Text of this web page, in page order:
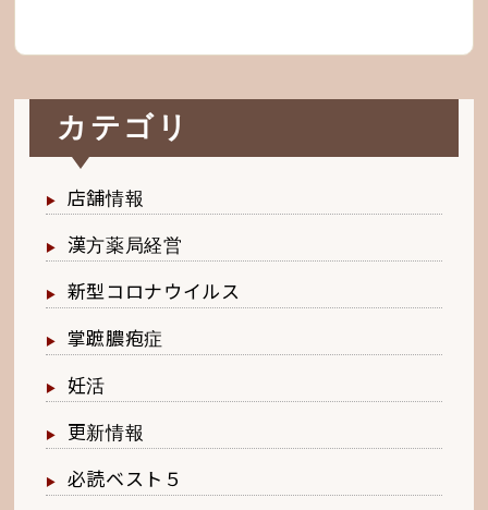
カテゴリ
店舗情報
漢方薬局経営
新型コロナウイルス
掌蹠膿疱症
妊活
更新情報
必読ベスト５